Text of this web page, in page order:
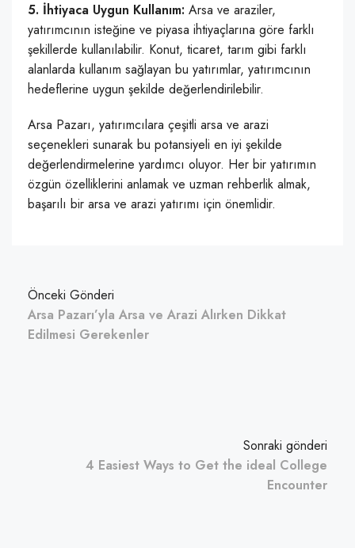
5. İhtiyaca Uygun Kullanım: Arsa ve araziler,
yatırımcının isteğine ve piyasa ihtiyaçlarına göre farklı
şekillerde kullanılabilir. Konut, ticaret, tarım gibi farklı
alanlarda kullanım sağlayan bu yatırımlar, yatırımcının
hedeflerine uygun şekilde değerlendirilebilir.
Arsa Pazarı, yatırımcılara çeşitli arsa ve arazi
seçenekleri sunarak bu potansiyeli en iyi şekilde
değerlendirmelerine yardımcı oluyor. Her bir yatırımın
özgün özelliklerini anlamak ve uzman rehberlik almak,
başarılı bir arsa ve arazi yatırımı için önemlidir.
Önceki Gönderi
Arsa Pazarı’yla Arsa ve Arazi Alırken Dikkat
Edilmesi Gerekenler
Sonraki gönderi
4 Easiest Ways to Get the ideal College
Encounter